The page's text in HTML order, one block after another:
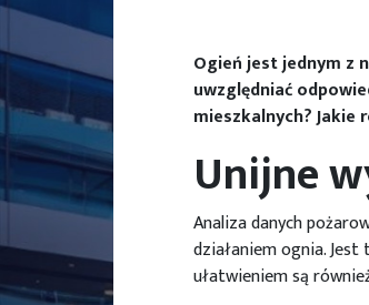
Ogień jest jednym z
uwzględniać
mieszkalnych?
Unijne
Analiza danych
działaniem ognia.
ułatwieniem są